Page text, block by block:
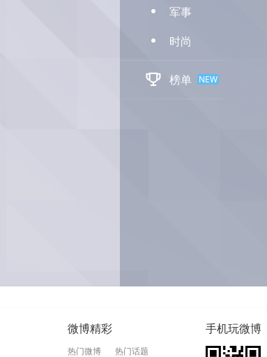
D 军事
D 时尚
 榜单 NEW
微博精彩
热门微博 热门话题
手机玩微博